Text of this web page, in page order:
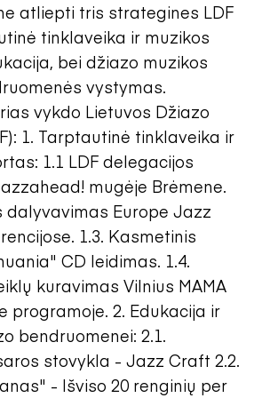
atliepti tris strategines LDF
tinklaveika ir muzikos
bei džiazo muzikos
vystymas.
vykdo Lietuvos Džiazo
1. Tarptautinė tinklaveika ir
1.1 LDF delegacijos
mugėje Brėmene.
dalyvavimas Europe Jazz
1.3. Kasmetinis
CD leidimas. 1.4.
kuravimas Vilnius MAMA
programoje. 2. Edukacija ir
bendruomenei: 2.1.
stovykla - Jazz Craft 2.2.
- Išviso 20 renginių per